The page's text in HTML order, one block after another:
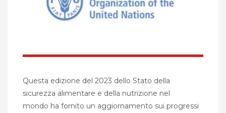
Questa edizione del 2023 dello Stato della
sicurezza alimentare e della nutrizione nel
mondo ha fornito un aggiornamento sui progressi